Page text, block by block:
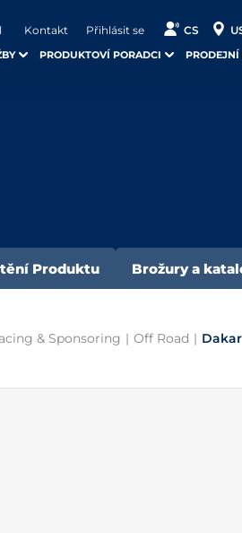
Kontakt Přihlásit se CS
PRODUKTOVÍ PORADCI
Produktu Brožury a
& Sponsoring | Off Road | Dakar